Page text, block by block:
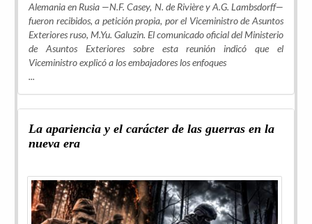
Alemania en Rusia —N.F. Casey, N. de Rivière y A.G. Lambsdorff—
fueron recibidos, a petición propia, por el Viceministro de Asuntos
Exteriores ruso, M.Yu. Galuzin. El comunicado oficial del Ministerio
de Asuntos Exteriores sobre esta reunión indicó que el
Viceministro explicó a los embajadores los enfoques
...
La apariencia y el carácter de las guerras en la
nueva era